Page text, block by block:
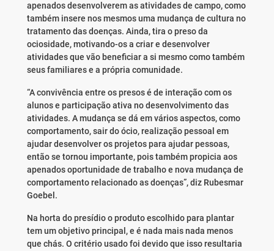
apenados desenvolverem as atividades de campo, como
também insere nos mesmos uma mudança de cultura no
tratamento das doenças. Ainda, tira o preso da
ociosidade, motivando-os a criar e desenvolver
atividades que vão beneficiar a si mesmo como também
seus familiares e a própria comunidade.
“A convivência entre os presos é de interação com os
alunos e participação ativa no desenvolvimento das
atividades. A mudança se dá em vários aspectos, como
comportamento, sair do ócio, realização pessoal em
ajudar desenvolver os projetos para ajudar pessoas,
então se tornou importante, pois também propicia aos
apenados oportunidade de trabalho e nova mudança de
comportamento relacionado as doenças”, diz Rubesmar
Goebel.
Na horta do presídio o produto escolhido para plantar
tem um objetivo principal, e é nada mais nada menos
que chás. O critério usado foi devido que isso resultaria